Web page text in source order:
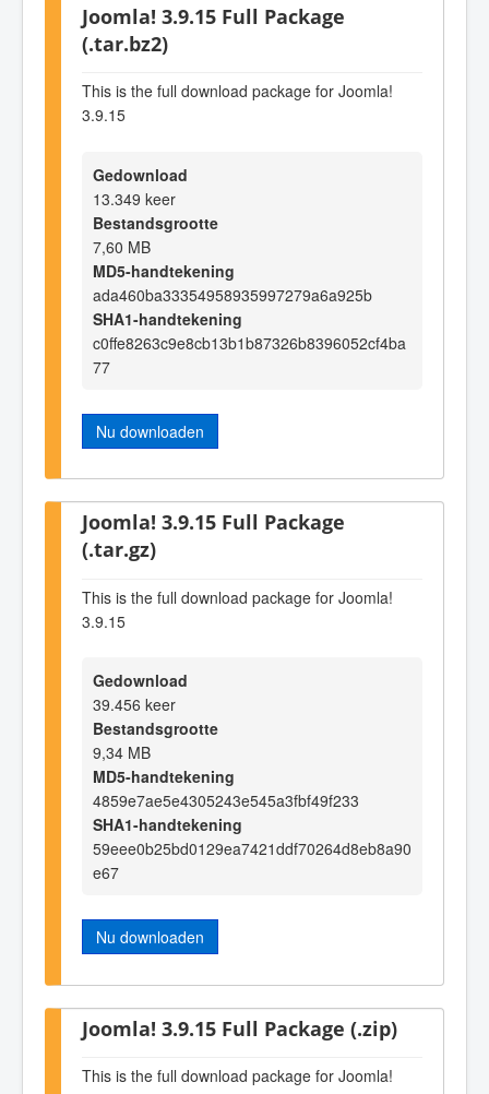
Joomla! 3.9.15 Full Package
(.tar.bz2)
This is the full download package for Joomla!
3.9.15
Gedownload
13.349 keer
Bestandsgrootte
7,60 MB
MD5-handtekening
ada460ba33354958935997279a6a925b
SHA1-handtekening
c0ffe8263c9e8cb13b1b87326b8396052cf4ba
77
Nu downloaden
Joomla! 3.9.15 Full Package
(.tar.gz)
This is the full download package for Joomla!
3.9.15
Gedownload
39.456 keer
Bestandsgrootte
9,34 MB
MD5-handtekening
4859e7ae5e4305243e545a3fbf49f233
SHA1-handtekening
59eee0b25bd0129ea7421ddf70264d8eb8a90
e67
Nu downloaden
Joomla! 3.9.15 Full Package (.zip)
This is the full download package for Joomla!